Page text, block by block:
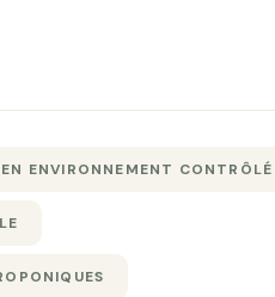
ENVIRONNEMENT CONTRÔLÉ